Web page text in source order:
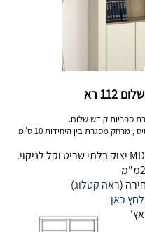
רא
ספריות קודש שלום.
פרזול וגימורים באיכות גבוהה, עשוי MDF יצוק בלתי שריט וקל לניקוי.
(ראה קטלוג)
לחץ כאן